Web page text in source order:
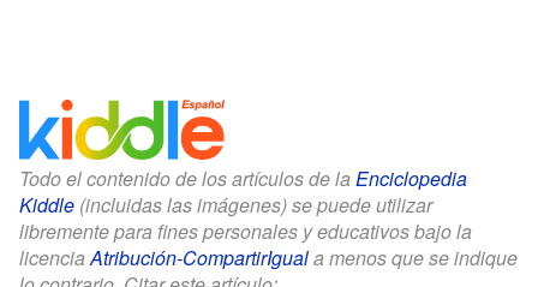
Todo el contenido de los artículos de la Enciclopedia
Kiddle (incluidas las imágenes) se puede utilizar
libremente para fines personales y educativos bajo la
licenciaAtribución-CompartirIguala menos que se indique